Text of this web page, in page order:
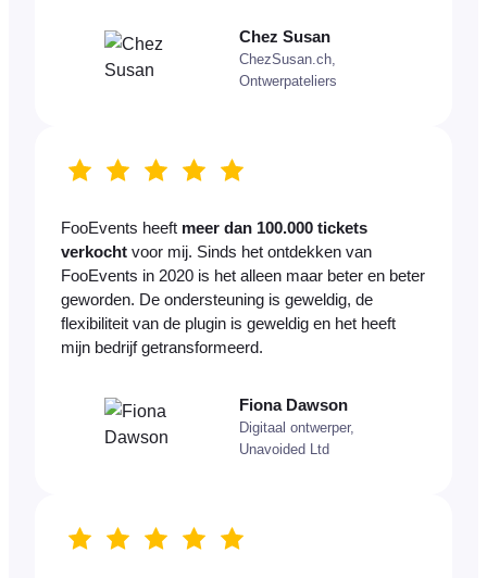
Chez Susan
ChezSusan.ch,
Ontwerpateliers
FooEvents heeft meer dan 100.000 tickets
verkocht voor mij. Sinds het ontdekken van
FooEvents in 2020 is het alleen maar beter en beter
geworden. De ondersteuning is geweldig, de
flexibiliteit van de plugin is geweldig en het heeft
mijn bedrijf getransformeerd.
Fiona Dawson
Digitaal ontwerper,
Unavoided Ltd